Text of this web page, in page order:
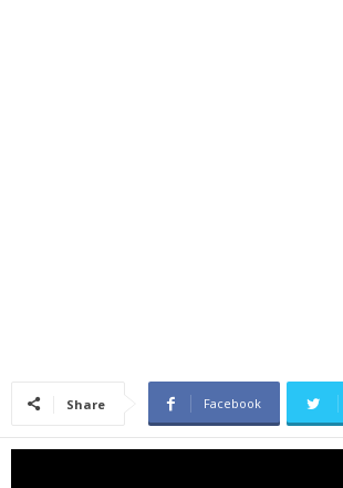
Share Facebook